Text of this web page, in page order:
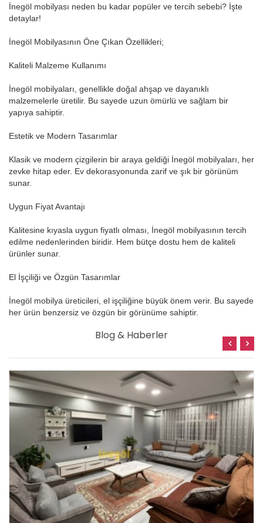
İnegöl mobilyası neden bu kadar popüler ve tercih sebebi? İşte
detaylar!
İnegöl Mobilyasının Öne Çıkan Özellikleri;
Kaliteli Malzeme Kullanımı
İnegöl mobilyaları, genellikle doğal ahşap ve dayanıklı
malzemelerle üretilir. Bu sayede uzun ömürlü ve sağlam bir
yapıya sahiptir.
Estetik ve Modern Tasarımlar
Klasik ve modern çizgilerin bir araya geldiği İnegöl mobilyaları, her
zevke hitap eder. Ev dekorasyonunda zarif ve şık bir görünüm
sunar.
Uygun Fiyat Avantajı
Kalitesine kıyasla uygun fiyatlı olması, İnegöl mobilyasının tercih
edilme nedenlerinden biridir. Hem bütçe dostu hem de kaliteli
ürünler sunar.
El İşçiliği ve Özgün Tasarımlar
İnegöl mobilya üreticileri, el işçiliğine büyük önem verir. Bu sayede
her ürün benzersiz ve özgün bir görünüme sahiptir.
Blog & Haberler